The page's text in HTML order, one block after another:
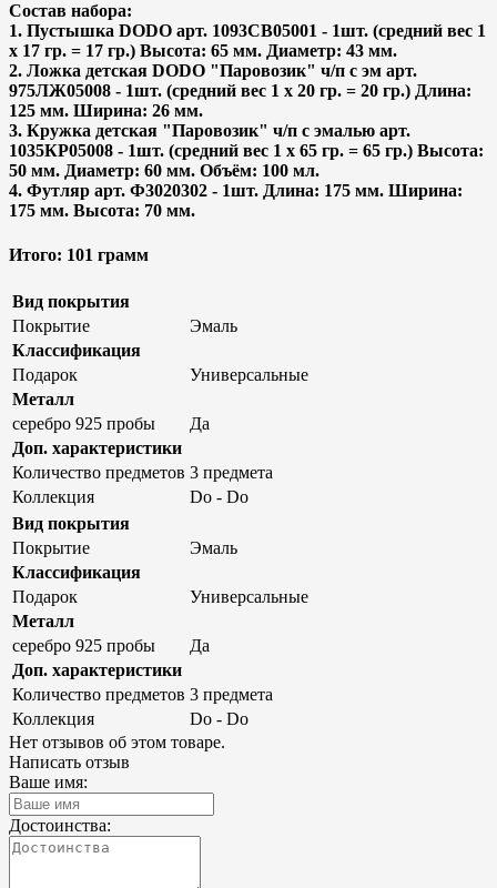
Состав набора:
1. Пустышка DODO арт. 1093СВ05001 - 1шт. (средний вес 1
х 17 гр. = 17 гр.) Высота: 65 мм. Диаметр: 43 мм.
2. Ложка детская DODO "Паровозик" ч/п с эм арт.
975ЛЖ05008 - 1шт. (средний вес 1 х 20 гр. = 20 гр.) Длина:
125 мм. Ширина: 26 мм.
3. Кружка детская "Паровозик" ч/п с эмалью арт.
1035КР05008 - 1шт. (средний вес 1 х 65 гр. = 65 гр.) Высота:
50 мм. Диаметр: 60 мм. Объём: 100 мл.
4. Футляр арт. Ф3020302 - 1шт. Длина: 175 мм. Ширина:
175 мм. Высота: 70 мм.
Итого: 101 грамм
Вид покрытия
Покрытие
Эмаль
Классификация
Подарок
Универсальные
Металл
серебро 925 пробы
Да
Доп. характеристики
Количество предметов 3 предмета
Коллекция
Do - Do
Вид покрытия
Покрытие
Эмаль
Классификация
Подарок
Универсальные
Металл
серебро 925 пробы
Да
Доп. характеристики
Количество предметов 3 предмета
Коллекция
Do - Do
Нет отзывов об этом товаре.
Написать отзыв
Ваше имя:
Достоинства: